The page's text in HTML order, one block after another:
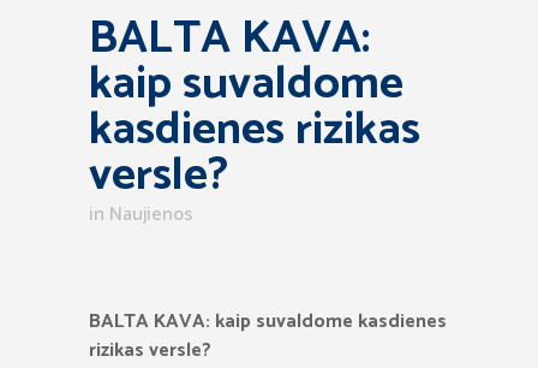
BALTA KAVA:
kaip suvaldome
kasdienes rizikas
versle?
in Naujienos
BALTA KAVA: kaip suvaldome kasdienes
rizikas versle?